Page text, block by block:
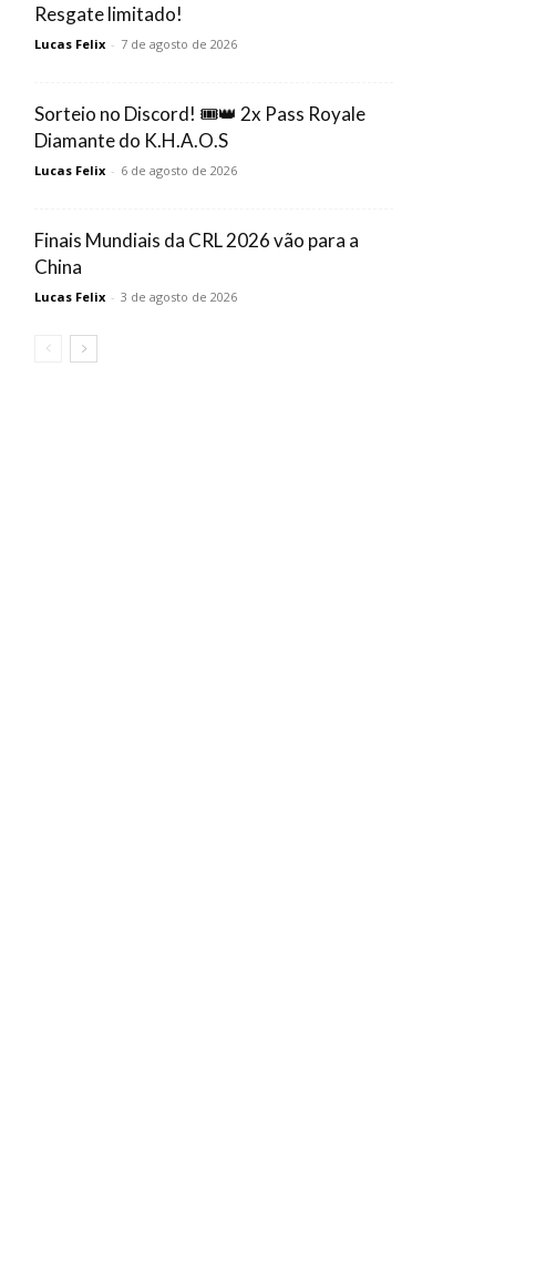
Resgate limitado!
Lucas Felix - 7 de agosto de 2026
Sorteio no Discord! 🎟️👑 2x Pass Royale
Diamante do K.H.A.O.S
Lucas Felix - 6 de agosto de 2026
Finais Mundiais da CRL 2026 vão para a
China
Lucas Felix - 3 de agosto de 2026